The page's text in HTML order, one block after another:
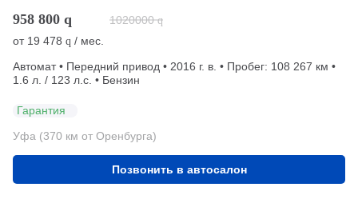
958 800 q 1020000 q
от 19 478 q / мес.
Автомат • Передний привод • 2016 г. в. • Пробег: 108 267 км •
1.6 л. / 123 л.с. • Бензин
Гарантия
Уфа (370 км от Оренбурга)
Позвонить в автосалон